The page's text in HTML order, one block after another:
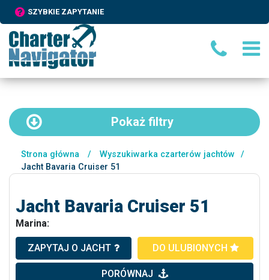
SZYBKIE ZAPYTANIE
Pokaż filtry
Strona główna / Wyszukiwarka czarterów jachtów
/
Jacht Bavaria Cruiser 51
Jacht Bavaria Cruiser 51
Marina:
ZAPYTAJ O JACHT DO ULUBIONYCH
PORÓWNAJ